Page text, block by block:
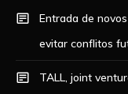
Entrada de
evitar conflitos
TALL, joint